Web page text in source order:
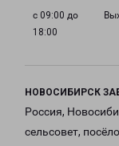
с 09:00 до
18:00
НОВОСИБИРСК
Россия,
сельсовет,